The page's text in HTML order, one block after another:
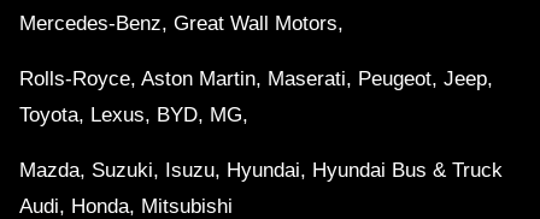
Mercedes-Benz, Great Wall Motors,
Rolls-Royce, Aston Martin, Maserati, Peugeot, Jeep,
Toyota, Lexus, BYD, MG,
Mazda, Suzuki, Isuzu, Hyundai, Hyundai Bus & Truck
Audi, Honda, Mitsubishi